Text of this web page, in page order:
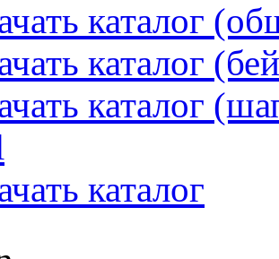
каталог
каталог
каталог
каталог